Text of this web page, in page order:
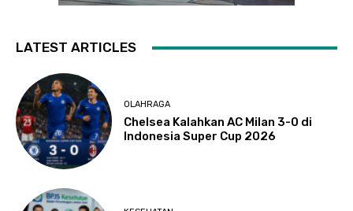
LATEST ARTICLES
OLAHRAGA
Chelsea Kalahkan AC Milan 3-0 di
Indonesia Super Cup 2026